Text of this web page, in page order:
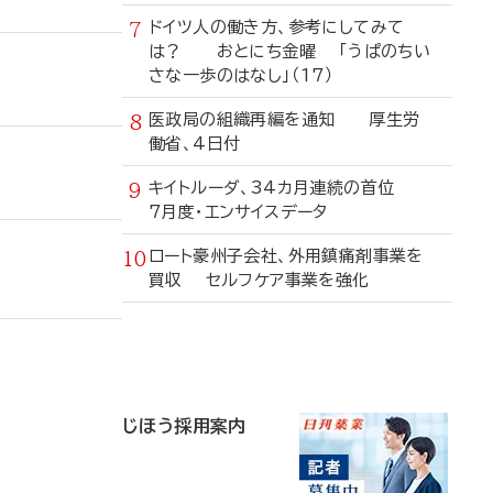
ドイツ人の働き方、参考にしてみて
は？ おとにち金曜 「うぱのちい
さな一歩のはなし」（17）
医政局の組織再編を通知 厚生労
働省、4日付
キイトルーダ、34カ月連続の首位
7月度・エンサイスデータ
ロート豪州子会社、外用鎮痛剤事業を
買収 セルフケア事業を強化
じほう採用案内